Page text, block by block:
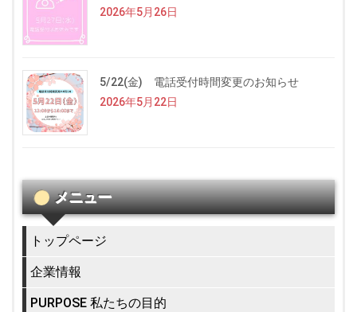
2026年5月26日
5/22(金) 電話受付時間変更のお知らせ
2026年5月22日
メニュー
トップページ
企業情報
PURPOSE 私たちの目的